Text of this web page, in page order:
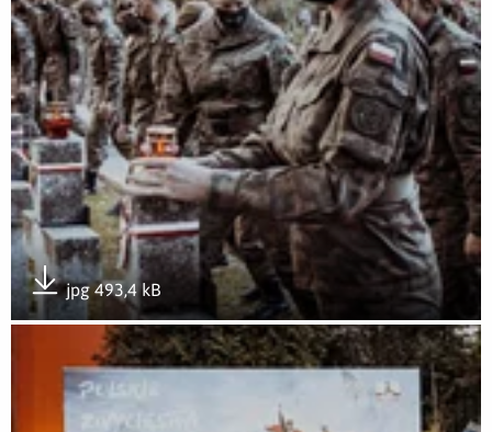
jpg 493,4 kB
Pobierz załącznik
Otwórz załącznik Apel Pamięci przy Pomniku Bohaterów